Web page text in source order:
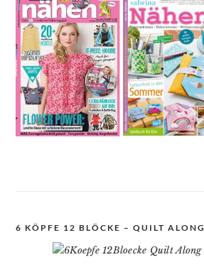
6 KÖPFE 12 BLÖCKE – QUILT ALONG